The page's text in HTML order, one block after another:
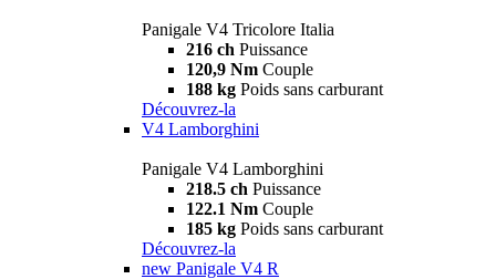
Panigale V4 Tricolore Italia
216 ch Puissance
120,9 Nm Couple
188 kg Poids sans carburant
Découvrez-la
V4 Lamborghini
Panigale V4 Lamborghini
218.5 ch Puissance
122.1 Nm Couple
185 kg Poids sans carburant
Découvrez-la
new Panigale V4 R